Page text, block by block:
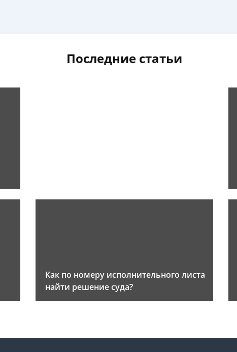
Последние статьи
Как по номеру исполнительного листа
найти решение суда?